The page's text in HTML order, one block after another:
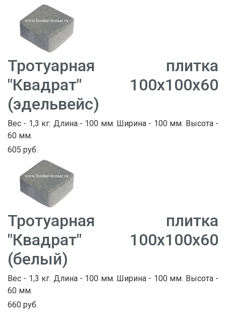
Тротуарная плитка
"Квадрат" 100х100х60
(эдельвейс)
Вес - 1,3 кг. Длина - 100 мм. Ширина - 100 мм. Высота -
60 мм.
605 руб.
Тротуарная плитка
"Квадрат" 100х100х60
(белый)
Вес - 1,3 кг. Длина - 100 мм. Ширина - 100 мм. Высота -
60 мм.
660 руб.